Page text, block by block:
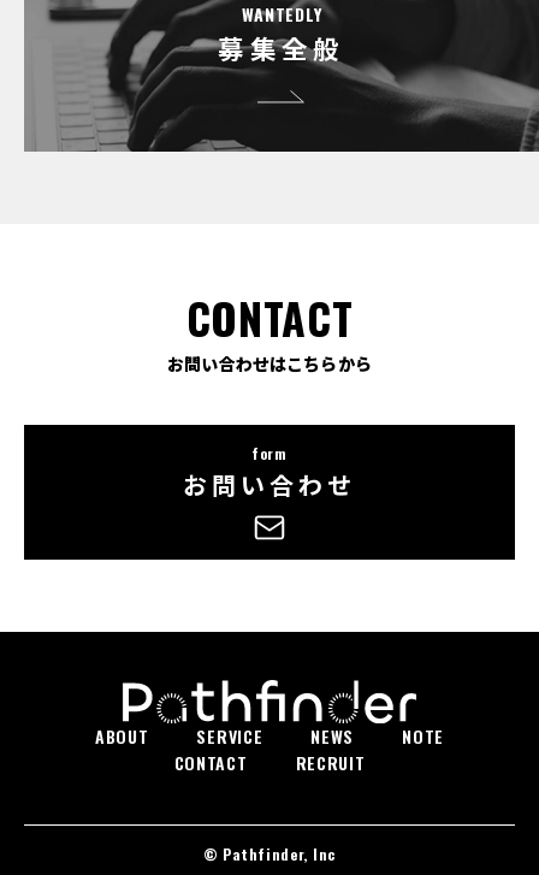
WANTEDLY
募集全般
CONTACT
お問い合わせはこちらから
form
お問い合わせ
ABOUT SERVICE NEWS
NOTE
CONTACT
RECRUIT
© Pathfinder, Inc